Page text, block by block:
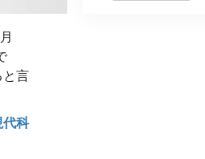
ターゲットとゴール
言
科